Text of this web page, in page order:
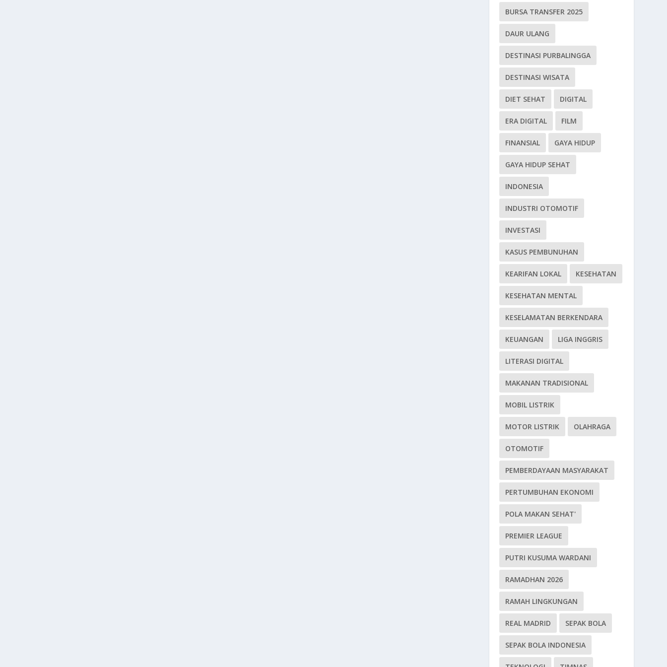
BURSA TRANSFER 2025
DAUR ULANG
DESTINASI PURBALINGGA
DESTINASI WISATA
DIET SEHAT DIGITAL
ERA DIGITAL FILM
FINANSIAL GAYA HIDUP
GAYA HIDUP SEHAT
INDONESIA
INDUSTRI OTOMOTIF
INVESTASI
KASUS PEMBUNUHAN
KEARIFAN LOKAL KESEHATAN
KESEHATAN MENTAL
KESELAMATAN BERKENDARA
KEUANGAN LIGA INGGRIS
LITERASI DIGITAL
MAKANAN TRADISIONAL
MOBIL LISTRIK
MOTOR LISTRIK OLAHRAGA
OTOMOTIF
PEMBERDAYAAN MASYARAKAT
PERTUMBUHAN EKONOMI
POLA MAKAN SEHAT'
PREMIER LEAGUE
PUTRI KUSUMA WARDANI
RAMADHAN 2026
RAMAH LINGKUNGAN
REAL MADRID SEPAK BOLA
SEPAK BOLA INDONESIA